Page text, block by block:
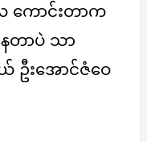
ကောင်းတာက
ေတာပဲ သာ
ဦးအောင်ဇံဝေ